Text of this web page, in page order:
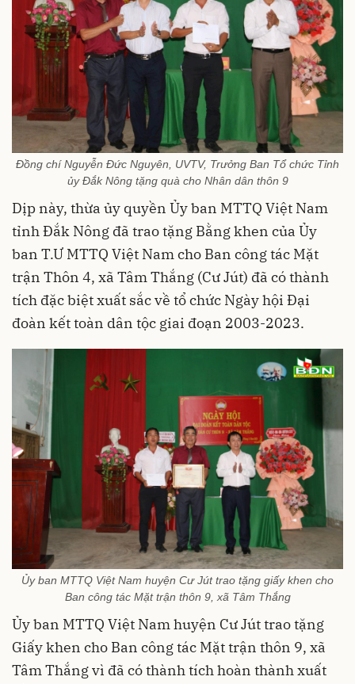
Đồng chí Nguyễn Đức Nguyên, UVTV, Trưởng Ban Tổ chức Tỉnh
ủy Đắk Nông tặng quà cho Nhân dân thôn 9
Dịp này, thừa ủy quyền Ủy ban MTTQ Việt Nam
tỉnh Đắk Nông đã trao tặng Bằng khen của Ủy
ban T.Ư MTTQ Việt Nam cho Ban công tác Mặt
trận Thôn 4, xã Tâm Thắng (Cư Jút) đã có thành
tích đặc biệt xuất sắc về tổ chức Ngày hội Đại
đoàn kết toàn dân tộc giai đoạn 2003-2023.
Ủy ban MTTQ Việt Nam huyện Cư Jút trao tặng giấy khen cho
Ban công tác Mặt trận thôn 9, xã Tâm Thắng
Ủy ban MTTQ Việt Nam huyện Cư Jút trao tặng
Giấy khen cho Ban công tác Mặt trận thôn 9, xã
Tâm Thắng vì đã có thành tích hoàn thành xuất